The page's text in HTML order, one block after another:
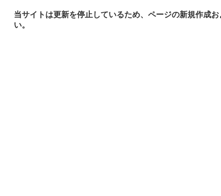
当サイトは更新を停止しているため、ページの新規作成
い。